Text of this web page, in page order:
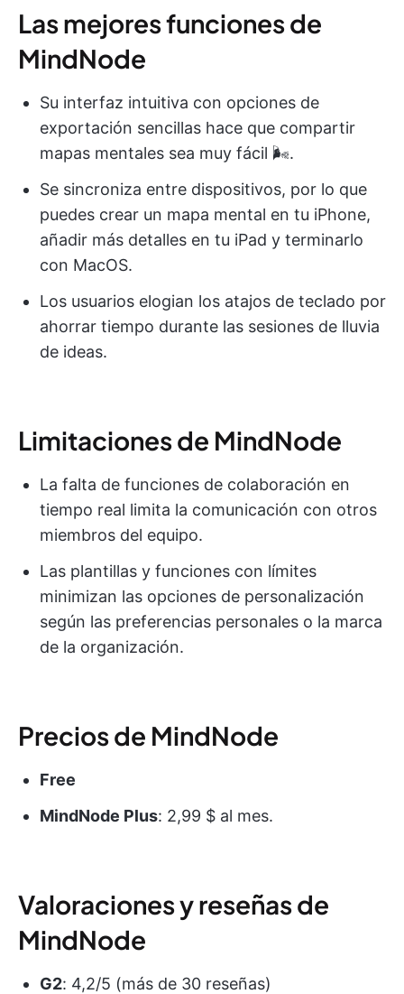
Las mejores funciones de
MindNode
Su interfaz intuitiva con opciones de
exportación sencillas hace que compartir
mapas mentales sea muy fácil 🌬.
Se sincroniza entre dispositivos, por lo que
puedes crear un mapa mental en tu iPhone,
añadir más detalles en tu iPad y terminarlo
con MacOS.
Los usuarios elogian los atajos de teclado por
ahorrar tiempo durante las sesiones de lluvia
de ideas.
Limitaciones de MindNode
La falta de funciones de colaboración en
tiempo real limita la comunicación con otros
miembros del equipo.
Las plantillas y funciones con límites
minimizan las opciones de personalización
según las preferencias personales o la marca
de la organización.
Precios de MindNode
Free
MindNode Plus: 2,99 $ al mes.
Valoraciones y reseñas de
MindNode
G2: 4,2/5 (más de 30 reseñas)